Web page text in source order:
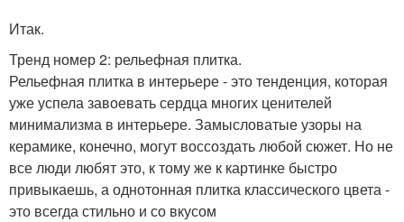
Итак.
Тренд номер 2: рельефная плитка.
Рельефная плитка в интерьере - это тенденция, которая
уже успела завоевать сердца многих ценителей
минимализма в интерьере. Замысловатые узоры на
керамике, конечно, могут воссоздать любой сюжет. Но не
все люди любят это, к тому же к картинке быстро
привыкаешь, а однотонная плитка классического цвета -
это всегда стильно и со вкусом